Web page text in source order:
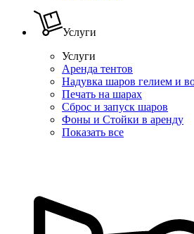
Услуги
Услуги
Аренда тентов
Надувка шаров гелием и
Печать на шарах
Сброс и запуск шаров
Фоны и Стойки в аренду
Показать все